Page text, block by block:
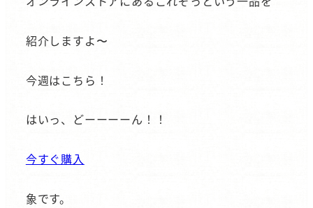
紹介しますよ〜
今週はこちら！
はいっ、どーーーーん！！
今すぐ購入
象です。